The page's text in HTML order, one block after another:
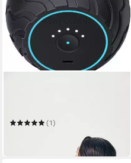
mit 5 Vibrationsfrequenzen
(1)
in 3-4 Werktagen bei dir